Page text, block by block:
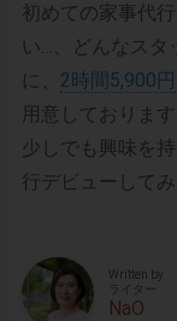
初めての家事代
い…、どんなスタ
に、 2時間5,900
用意しております
少しでも興味を
行デビューして
Written by
ライター
NaO